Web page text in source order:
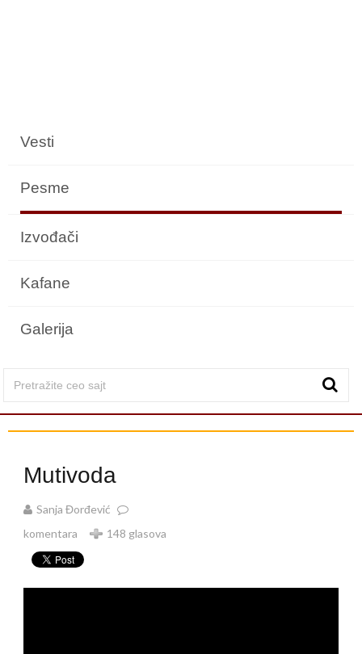
Vesti
Pesme
Izvođači
Kafane
Galerija
Mutivoda
Sanja Đorđević
komentara
148 glasova